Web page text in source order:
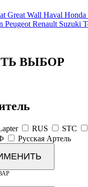
Great Wall Haval Honda
Peugeot Renault Suzuki
ВЫБОР
RUS STC
Русская Артель